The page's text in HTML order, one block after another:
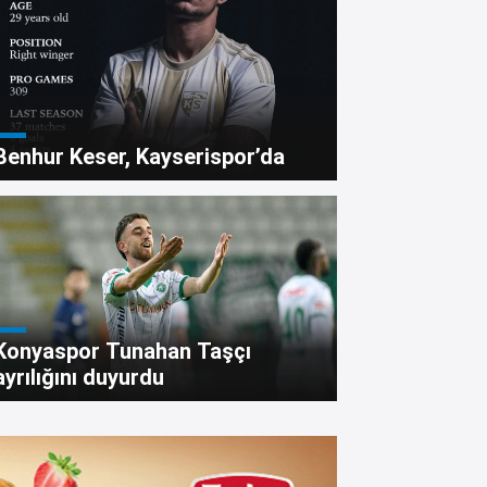
taşlı bıçaklı
Keser, Kayserispor’da
Tunahan Taşçı
duyurdu